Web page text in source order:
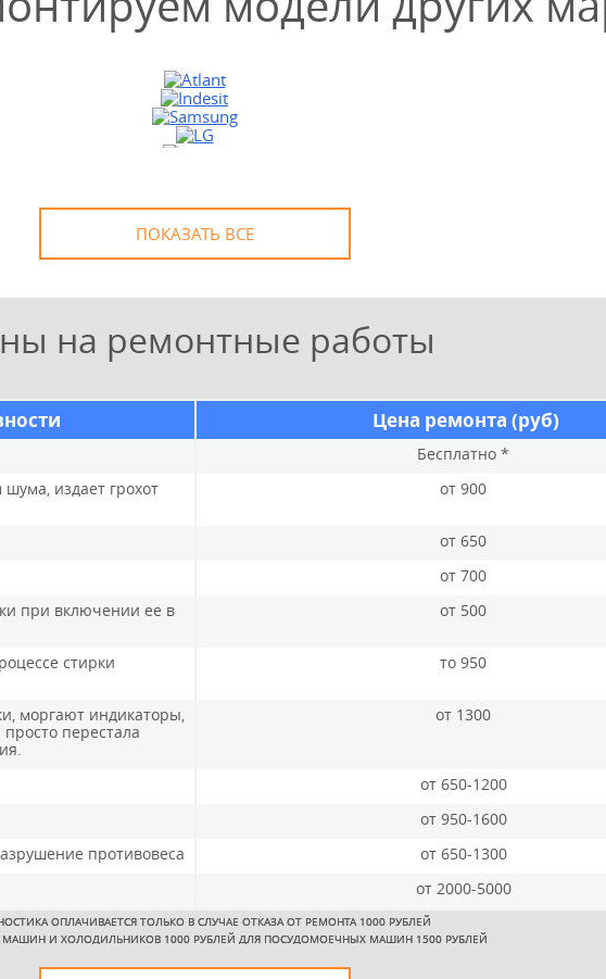
ПОКАЗАТЬ ВСЕ
на ремонтные работы
Цена ремонта (руб)
Бесплатно *
издает грохот
от 900
от 650
от 700
при включении ее в
от 500
стирки
то 950
моргают индикаторы,
перестала
от 1300
от 650-1200
от 950-1600
противовеса
от 650-1300
от 2000-5000
ОПЛАЧИВАЕТСЯ ТОЛЬКО В СЛУЧАЕ ОТКАЗА ОТ РЕМОНТА 1000 РУБЛЕЙ
МАШИН И ХОЛОДИЛЬНИКОВ 1000 РУБЛЕЙ ДЛЯ ПОСУДОМОЕЧНЫХ МАШИН 1500 РУБЛЕЙ